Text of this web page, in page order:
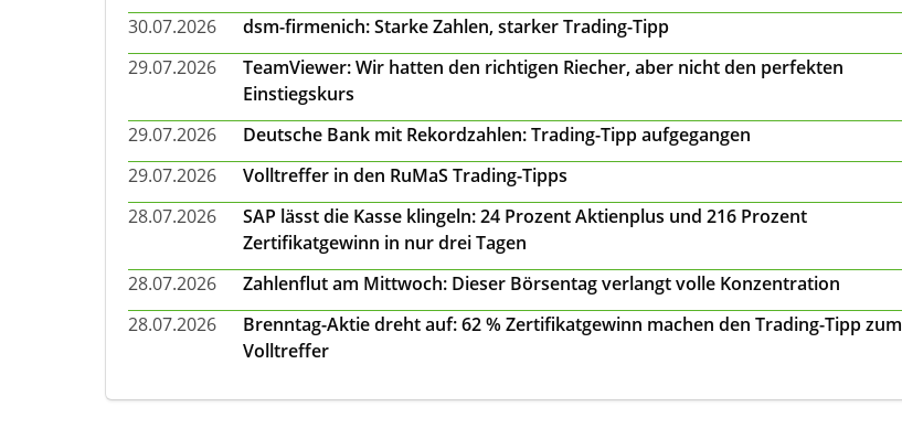
30.07.2026
dsm-firmenich: Starke Zahlen, starker Trading-Tipp
29.07.2026
TeamViewer: Wir hatten den richtigen Riecher, aber nicht den perfekten
Einstiegskurs
29.07.2026
Deutsche Bank mit Rekordzahlen: Trading-Tipp aufgegangen
29.07.2026
Volltreffer in den RuMaS Trading-Tipps
28.07.2026
SAP lässt die Kasse klingeln: 24 Prozent Aktienplus und 216 Prozent
Zertifikatgewinn in nur drei Tagen
28.07.2026
Zahlenflut am Mittwoch: Dieser Börsentag verlangt volle Konzentration
28.07.2026
Brenntag-Aktie dreht auf: 62 % Zertifikatgewinn machen den Trading-Tipp zum
Volltreffer